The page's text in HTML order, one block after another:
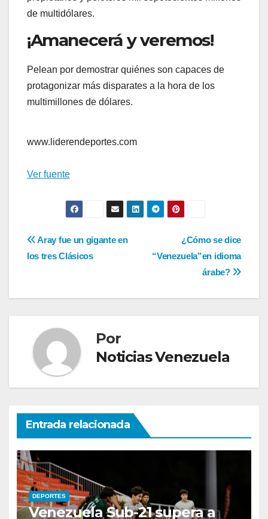
de multidólares.
¡Amanecerá y veremos!
Pelean por demostrar quiénes son capaces de
protagonizar más disparates a la hora de los
multimillones de dólares.
www.liderendeportes.com
Ver fuente
Navegación
entradas
¿Cómo se dice
“Venezuela”en idioma
árabe?
Aray fue un gigante en
los tres Clásicos
Por
Noticias Venezuela
Entrada relacionada
DEPORTES
Venezuela Sub-21 supera a